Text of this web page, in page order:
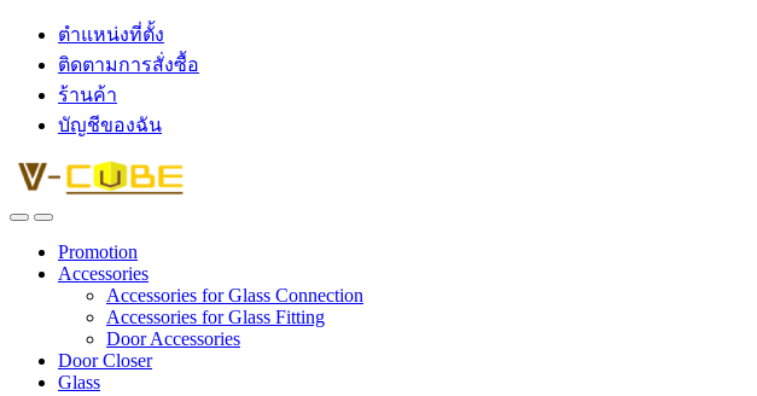
ตำแหน่งที่ตั้ง
ติดตามการสั่งซื้อ
ร้านค้า
บัญชีของฉัน
Promotion
Accessories
Accessories for Glass Connection
Accessories for Glass Fitting
Door Accessories
Door Closer
Glass